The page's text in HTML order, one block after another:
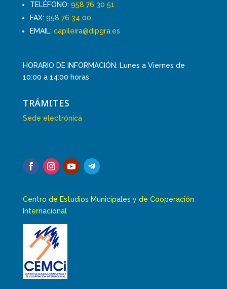
TELÉFONO: 958 76 30 51
FAX: 958 76 34 00
EMAIL: capileira@dipgra.es
HORARIO DE INFORMACIÓN: Lunes a Viernes de
10:00 a 14:00 horas
TRÁMITES
Sede electrónica
Centro de Estudios Municipales y de Cooperación
Internacional